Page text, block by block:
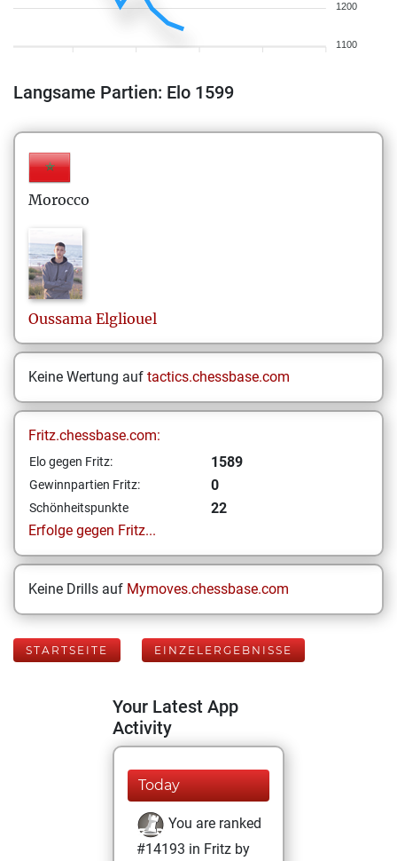
1200
1100
Langsame Partien: Elo 1599
Morocco
Oussama Elgliouel
Keine Wertung auf tactics.chessbase.com
Fritz.chessbase.com:
Elo gegen Fritz: 1589
Gewinnpartien Fritz: 0
Schönheitspunkte
22
Erfolge gegen Fritz...
Keine Drills auf Mymoves.chessbase.com
STARTSEITE EINZELERGEBNISSE
Your Latest App
Activity
Today
You are ranked
#14193 in Fritz by